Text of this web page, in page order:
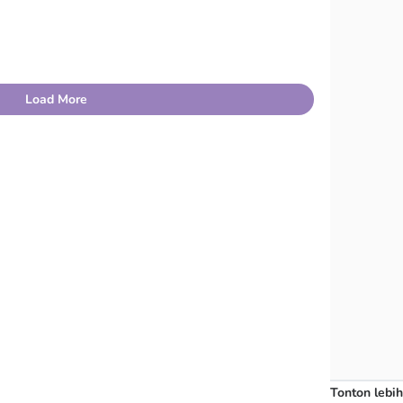
Load More
Tonton